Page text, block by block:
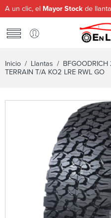
A un clic, el Mayor Stock de
Inicio / Llantas / BFGOODRICH
TERRAIN T/A KO2 LRE RWL GO